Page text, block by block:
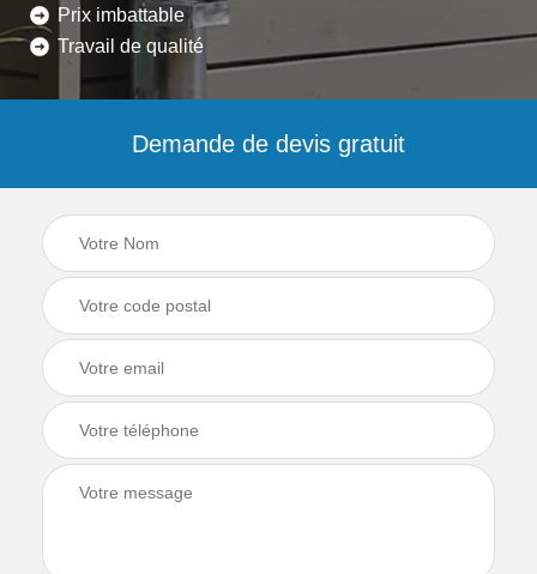
Prix imbattable
Travail de qualité
Demande de devis gratuit